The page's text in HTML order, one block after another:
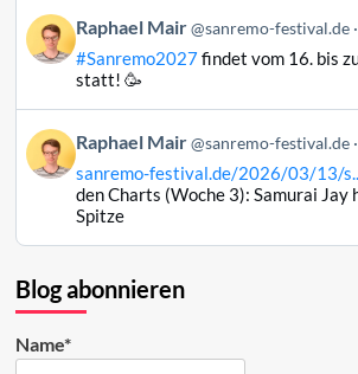
ansehen
Beitrag
von
Raphael
Bluesky
ansehen
Raphael Mair @sanremo-festival.de
#Sanremo2027findet vom 16. bis
statt! 🥳
Beitrag
von
Raphael
ansehen
Raphael Mair @sanremo-festival.de
sanremo-festival.de/2026/03/13/
den Charts (Woche 3): Samurai Jay
Spitze
Blog abonnieren
Name*